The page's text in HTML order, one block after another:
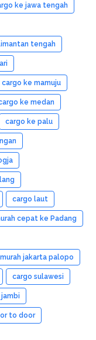
ke jawa tengah
tengah
cargo ke mamuju
ke medan
cargo ke palu
cargo laut
cepat ke Padang
jakarta palopo
cargo sulawesi
to door